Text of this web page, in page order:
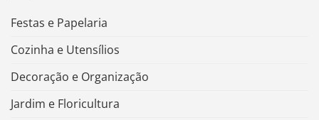
Festas e Papelaria
Cozinha e Utensílios
Decoração e Organização
Jardim e Floricultura